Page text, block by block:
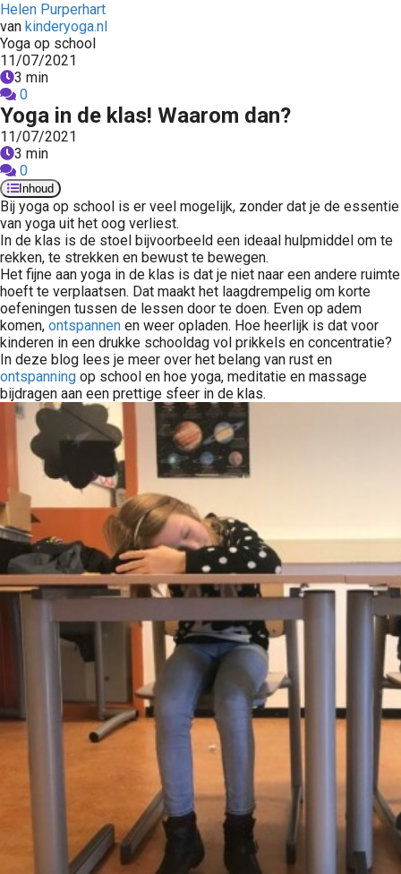
Helen Purperhart
van kinderyoga.nl
Yoga op school
11/07/2021
3 min
0
Yoga in de klas! Waarom dan?
11/07/2021
3 min
0
Inhoud
Bij yoga op school is er veel mogelijk, zonder dat je de essentie
van yoga uit het oog verliest.
In de klas is de stoel bijvoorbeeld een ideaal hulpmiddel om te
rekken, te strekken en bewust te bewegen.
Het fijne aan yoga in de klas is dat je niet naar een andere ruimte
hoeft te verplaatsen. Dat maakt het laagdrempelig om korte
oefeningen tussen de lessen door te doen. Even op adem
komen, ontspannen en weer opladen. Hoe heerlijk is dat voor
kinderen in een drukke schooldag vol prikkels en concentratie?
In deze blog lees je meer over het belang van rust en
ontspanning op school en hoe yoga, meditatie en massage
bijdragen aan een prettige sfeer in de klas.